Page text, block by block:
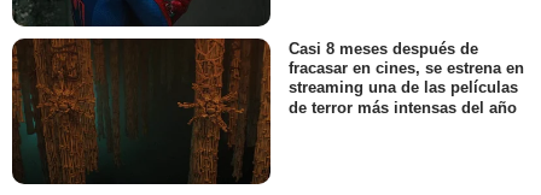
Casi 8 meses después de
fracasar en cines, se estrena en
streaming una de las películas
de terror más intensas del año